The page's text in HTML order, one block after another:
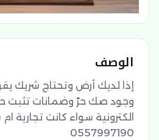
الوصف
0557997190